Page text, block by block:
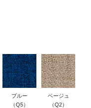
ブルー
（Q5）
ベージュ
（Q2）